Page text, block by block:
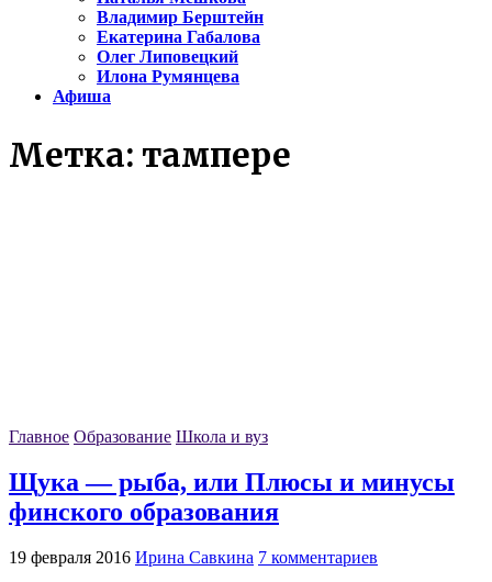
Владимир Берштейн
Екатерина Габалова
Олег Липовецкий
Илона Румянцева
Афиша
Метка: тампере
Главное Образование Школа и вуз
Щука — рыба, или Плюсы и минусы
финского образования
19 февраля 2016 Ирина Савкина 7 комментариев